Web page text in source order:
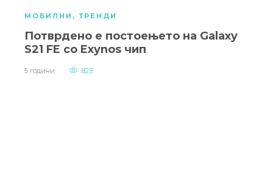
МОБИЛНИ , ТРЕНДИ
Потврдено е постоењето на Galaxy
S21 FE со Exynos чип
5 години 825